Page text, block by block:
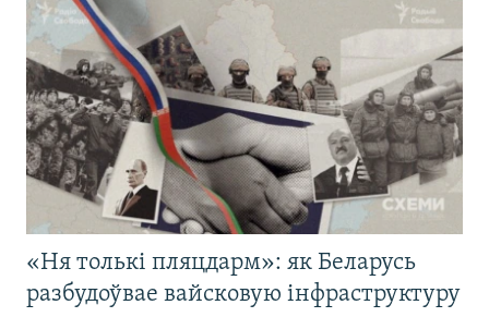
«Ня толькі пляцдарм»: як Беларусь
разбудоўвае вайсковую інфраструктуру